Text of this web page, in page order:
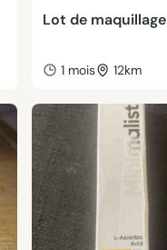
Lot de maquillage
1 mois 12km